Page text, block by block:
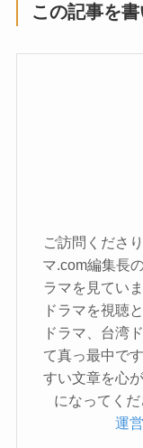
この記事を書
ご訪問くださ
マ.com編集長
ラマを見てい
ドラマを視聴
ドラマ、台湾
て真っ最中で
すい文章を心
になってく
運